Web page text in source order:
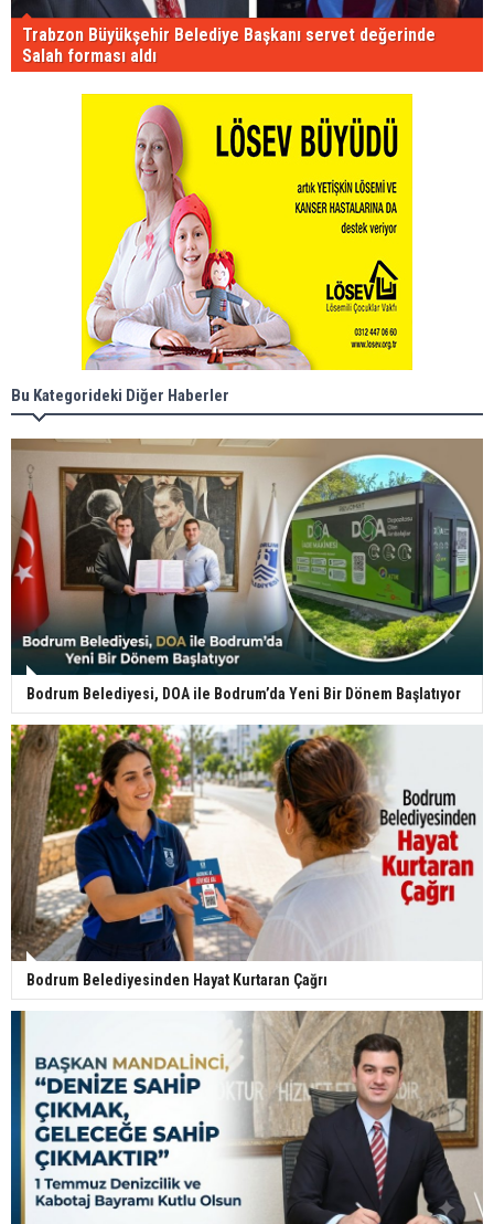
Trabzon Büyükşehir Belediye Başkanı servet değerinde
Salah forması aldı
Bu Kategorideki Diğer Haberler
Bodrum Belediyesi, DOA ile Bodrum’da Yeni Bir Dönem Başlatıyor
Bodrum Belediyesinden Hayat Kurtaran Çağrı